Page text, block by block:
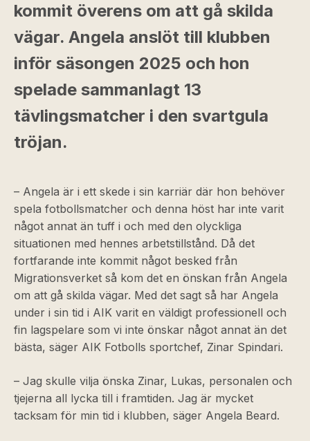
kommit överens om att gå skilda
vägar. Angela anslöt till klubben
inför säsongen 2025 och hon
spelade sammanlagt 13
tävlingsmatcher i den svartgula
tröjan.
– Angela är i ett skede i sin karriär där hon behöver
spela fotbollsmatcher och denna höst har inte varit
något annat än tuff i och med den olyckliga
situationen med hennes arbetstillstånd. Då det
fortfarande inte kommit något besked från
Migrationsverket så kom det en önskan från Angela
om att gå skilda vägar. Med det sagt så har Angela
under i sin tid i AIK varit en väldigt professionell och
fin lagspelare som vi inte önskar något annat än det
bästa, säger AIK Fotbolls sportchef, Zinar Spindari.
– Jag skulle vilja önska Zinar, Lukas, personalen och
tjejerna all lycka till i framtiden. Jag är mycket
tacksam för min tid i klubben, säger Angela Beard.